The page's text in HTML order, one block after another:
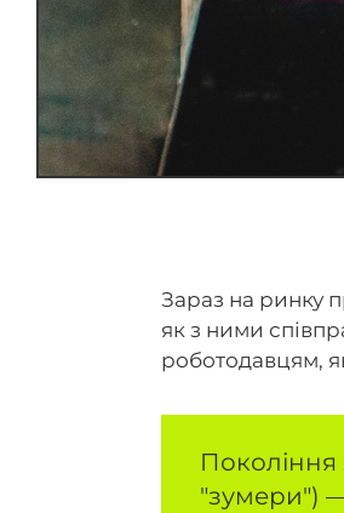
Зараз на ринку
як з ними
роботодавцям,
Покоління
"зумери")